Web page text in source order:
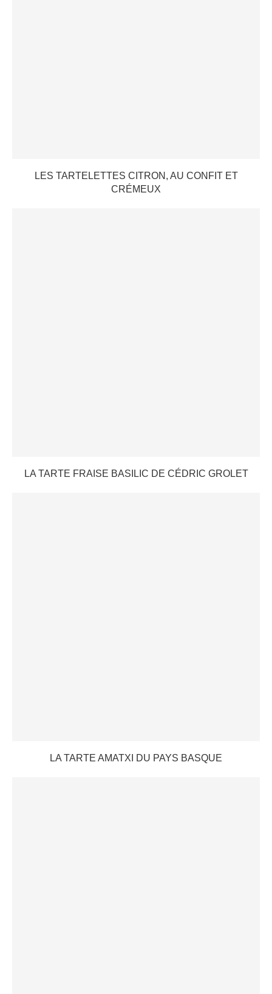
LES TARTELETTES CITRON, AU CONFIT ET
CRÉMEUX
LA TARTE FRAISE BASILIC DE CÉDRIC GROLET
LA TARTE AMATXI DU PAYS BASQUE